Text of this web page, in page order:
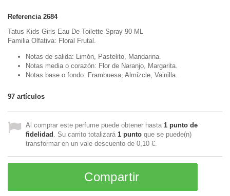
Referencia 2684
Tatus Kids Girls Eau De Toilette Spray 90 ML
Familia Olfativa: Floral Frutal.
Notas de salida: Limón, Pastelito, Mandarina.
Notas media o corazón: Flor de Naranjo, Margarita.
Notas base o fondo: Frambuesa, Almizcle, Vainilla.
97 artículos
Al comprar este perfume puede obtener hasta 1 punto de
fidelidad . Su carrito totalizará 1 punto que se puede(n)
transformar en un vale descuento de 0,10 €
Compartir